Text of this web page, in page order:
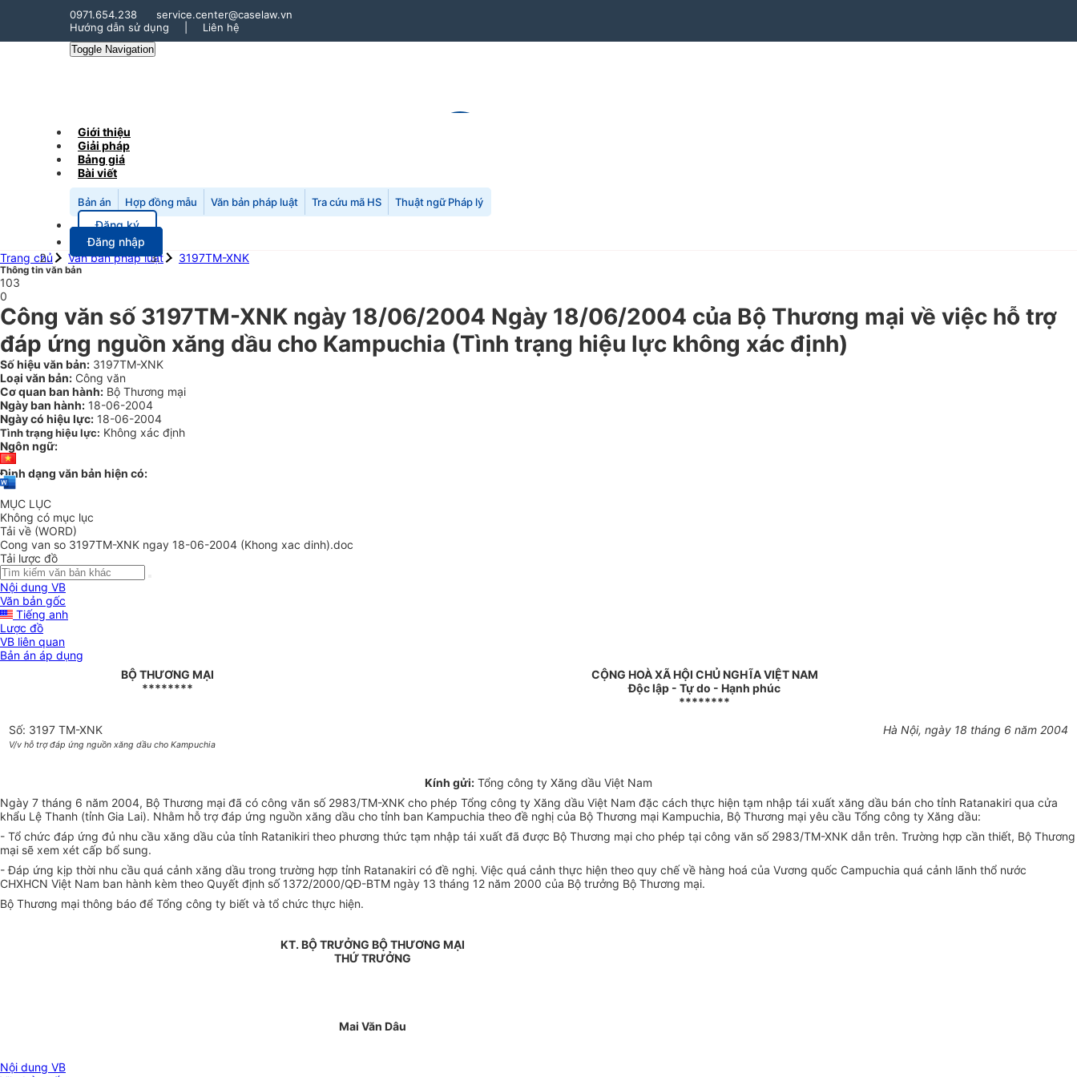
0971.654.238
service.center@caselaw.vn
Hướng dẫn sử dụng
Liên hệ
Toggle Navigation
Giới thiệu
Giải pháp
Bảng giá
Bài viết
Bản án Hợp đồng mẫu Văn bản pháp luật Tra cứu mã HS Thuật ngữ Pháp lý
Đăng ký
Đăng nhập
Trang chủ
Văn bản pháp luật 3197TM-XNK
Thông tin văn bản
103
0
Công văn số 3197TM-XNK ngày 18/06/2004 Ngày 18/06/2004 của Bộ Thương mại về việc hỗ trợ
đáp ứng nguồn xăng dầu cho Kampuchia (Tình trạng hiệu lực không xác định)
Số hiệu văn bản: 3197TM-XNK
Loại văn bản: Công văn
Cơ quan ban hành: Bộ Thương mại
Ngày ban hành: 18-06-2004
Ngày có hiệu lực: 18-06-2004
Tình trạng hiệu lực: Không xác định
Ngôn ngữ:
Định dạng văn bản hiện có:
MỤC LỤC
Không có mục lục
Tải về (WORD)
Cong van so 3197TM-XNK ngay 18-06-2004 (Khong xac dinh).doc
Tải lược đồ
Nội dung VB
Văn bản gốc
Tiếng anh
Lược đồ
VB liên quan
Bản án áp dụng
BỘ THƯƠNG MẠI
********
CỘNG HOÀ XÃ HỘI CHỦ NGHĨA VIỆT NAM
Độc lập - Tự do - Hạnh phúc
********
Số: 3197 TM-XNK
V/v hỗ trợ đáp ứng nguồn xăng dầu cho Kampuchia
Hà Nội, ngày 18 tháng 6 năm 2004
Kính gửi: Tổng công ty Xăng dầu Việt Nam
Ngày 7 tháng 6 năm 2004, Bộ Thương mại đã có công văn số 2983/TM-XNK cho phép Tổng công ty Xăng dầu Việt Nam đặc cách thực hiện tạm nhập tái xuất xăng dầu bán cho tỉnh Ratanakiri qua cửa
khẩu Lệ Thanh (tỉnh Gia Lai). Nhằm hỗ trợ đáp ứng nguồn xăng dầu cho tỉnh ban Kampuchia theo đề nghị của Bộ Thương mại Kampuchia, Bộ Thương mại yêu cầu Tổng công ty Xăng dầu:
- Tổ chức đáp ứng đủ nhu cầu xăng dầu của tỉnh Ratanikiri theo phương thức tạm nhập tái xuất đã được Bộ Thương mại cho phép tại công văn số 2983/TM-XNK dẫn trên. Trường hợp cần thiết, Bộ Thương
mại sẽ xem xét cấp bổ sung.
- Đáp ứng kịp thời nhu cầu quá cảnh xăng dầu trong trường hợp tỉnh Ratanakiri có đề nghị. Việc quá cảnh thực hiện theo quy chế về hàng hoá của Vương quốc Campuchia quá cảnh lãnh thổ nước
CHXHCN Việt Nam ban hành kèm theo Quyết định số 1372/2000/QĐ-BTM ngày 13 tháng 12 năm 2000 của Bộ trưởng Bộ Thương mại.
Bộ Thương mại thông báo để Tổng công ty biết và tổ chức thực hiện.
KT. BỘ TRƯỞNG BỘ THƯƠNG MẠI
THỨ TRƯỞNG
Mai Văn Dâu
Nội dung VB